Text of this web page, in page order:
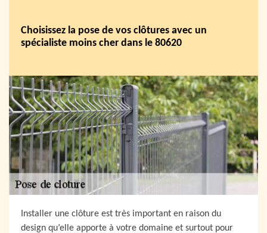
Choisissez la pose de vos clôtures avec un
spécialiste moins cher dans le 80620
Installer une clôture est très important en raison du
design qu’elle apporte à votre domaine et surtout pour